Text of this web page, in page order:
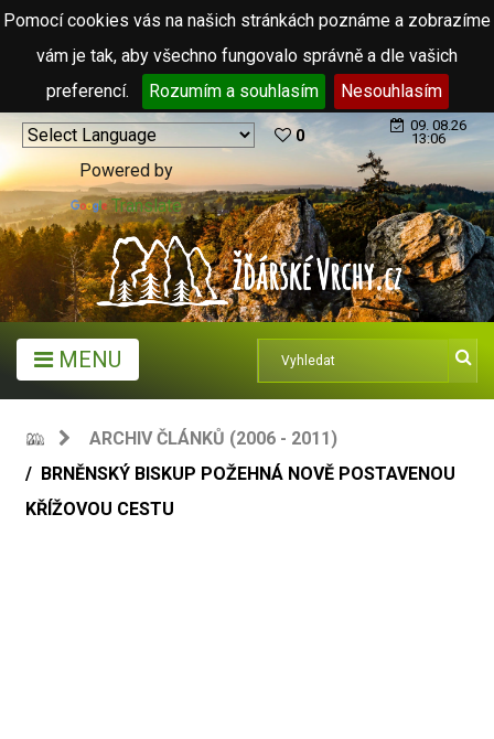
Pomocí cookies vás na našich stránkách poznáme a zobrazíme
vám je tak, aby všechno fungovalo správně a dle vašich
preferencí.
Rozumím a souhlasím Nesouhlasím
Powered by
Translate
0
09. 08.26
13:06
MENU
ARCHIV ČLÁNKŮ (2006 - 2011)
BRNĚNSKÝ BISKUP POŽEHNÁ NOVĚ POSTAVENOU
KŘÍŽOVOU CESTU